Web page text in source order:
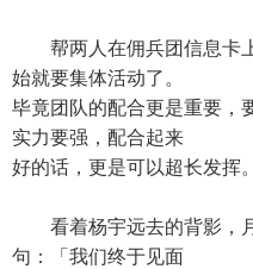
帮两人在佣兵团信息卡
始就要集体活动了。
毕竟团队的配合更是重要，
实力要强，配合起来
好的话，更是可以超长发挥。
看着杨宇远去的背影，月
句：「我们终于见面